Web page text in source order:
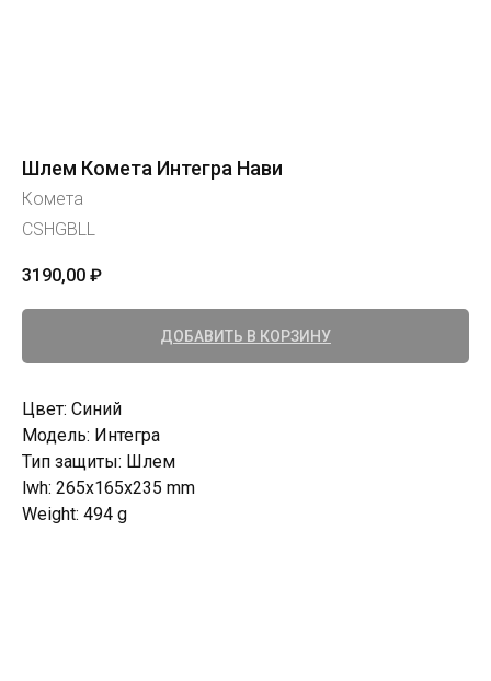
Шлем Комета Интегра Нави
Комета
CSHGBLL
3190,00 ₽
ДОБАВИТЬ В КОРЗИНУ
Цвет: Синий
Модель: Интегра
Тип защиты: Шлем
lwh: 265x165x235 mm
Weight: 494 g